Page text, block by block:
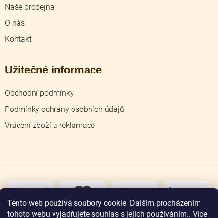
Tento web používá soubory cookie. Dalším procházením
tohoto webu vyjadřujete souhlas s jejich používáním.. Více
Naše prodejna
O nás
Kontakt
Užitečné informace
Obchodní podmínky
Podmínky ochrany osobních údajů
Vrácení zboží a reklamace
osobní